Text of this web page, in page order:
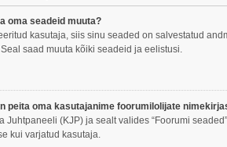
oma seadeid muuta?
kasutaja, siis sinu seaded on salvestatud
saad muuta kõiki seadeid ja eelistusi.
peita oma kasutajanime foorumilolijate
Juhtpaneeli (KJP) ja sealt valides “Foorumi
kui varjatud kasutaja.